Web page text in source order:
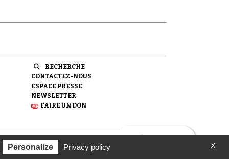
RECHERCHE
CONTACTEZ-NOUS
ESPACE PRESSE
NEWSLETTER
FAIRE UN DON
pour la Mémoire de la Shoah. X
Personalize Privacy policy